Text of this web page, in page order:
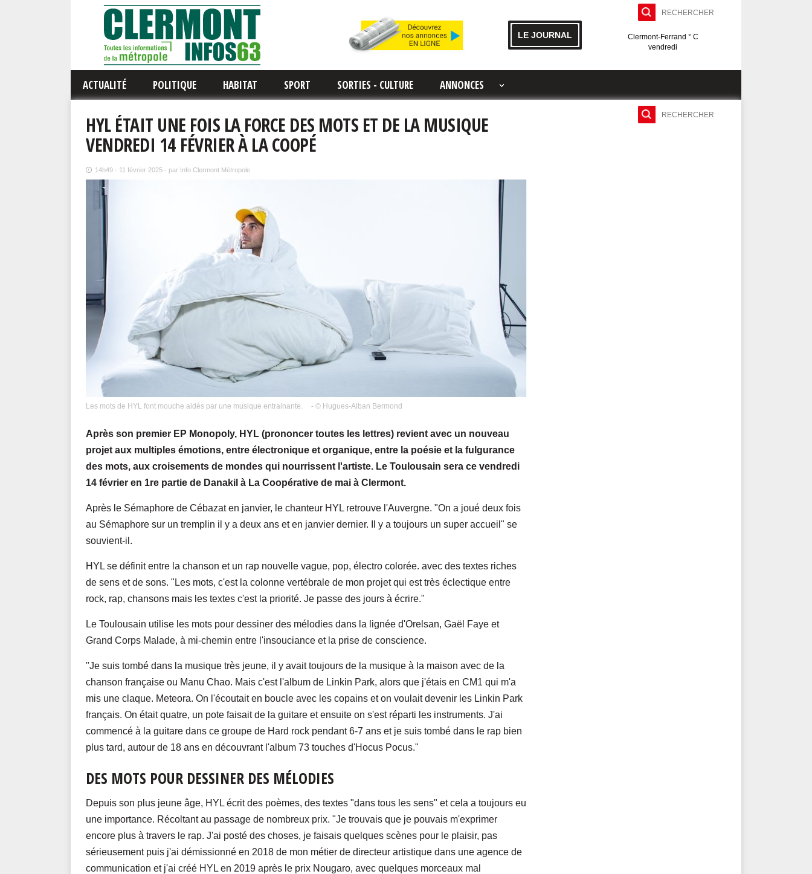
LE JOURNAL
Clermont-Ferrand ° C
vendredi
ACTUALITÉ POLITIQUE HABITAT SPORT SORTIES - CULTURE ANNONCES
HYL ÉTAIT UNE FOIS LA FORCE DES MOTS ET DE LA MUSIQUE
VENDREDI 14 FÉVRIER À LA COOPÉ
14h49 - 11 février 2025 - par Info Clermont Métropole
Les mots de HYL font mouche aidés par une musique entrainante. - © Hugues-Alban Bermond
Après son premier EP Monopoly, HYL (prononcer toutes les lettres) revient avec un nouveau
projet aux multiples émotions, entre électronique et organique, entre la poésie et la fulgurance
des mots, aux croisements de mondes qui nourrissent l'artiste. Le Toulousain sera ce vendredi
14 février en 1re partie de Danakil à La Coopérative de mai à Clermont.
Après le Sémaphore de Cébazat en janvier, le chanteur HYL retrouve l'Auvergne. "On a joué deux fois
au Sémaphore sur un tremplin il y a deux ans et en janvier dernier. Il y a toujours un super accueil" se
souvient-il.
HYL se définit entre la chanson et un rap nouvelle vague, pop, électro colorée. avec des textes riches
de sens et de sons. "Les mots, c'est la colonne vertébrale de mon projet qui est très éclectique entre
rock, rap, chansons mais les textes c'est la priorité. Je passe des jours à écrire."
Le Toulousain utilise les mots pour dessiner des mélodies dans la lignée d'Orelsan, Gaël Faye et
Grand Corps Malade, à mi-chemin entre l'insouciance et la prise de conscience.
"Je suis tombé dans la musique très jeune, il y avait toujours de la musique à la maison avec de la
chanson française ou Manu Chao. Mais c'est l'album de Linkin Park, alors que j'étais en CM1 qui m'a
mis une claque. Meteora. On l'écoutait en boucle avec les copains et on voulait devenir les Linkin Park
français. On était quatre, un pote faisait de la guitare et ensuite on s'est réparti les instruments. J'ai
commencé à la guitare dans ce groupe de Hard rock pendant 6-7 ans et je suis tombé dans le rap bien
plus tard, autour de 18 ans en découvrant l'album 73 touches d'Hocus Pocus."
DES MOTS POUR DESSINER DES MÉLODIES
Depuis son plus jeune âge, HYL écrit des poèmes, des textes "dans tous les sens" et cela a toujours eu
une importance. Récoltant au passage de nombreux prix. "Je trouvais que je pouvais m'exprimer
encore plus à travers le rap. J'ai posté des choses, je faisais quelques scènes pour le plaisir, pas
sérieusement puis j'ai démissionné en 2018 de mon métier de directeur artistique dans une agence de
communication et j'ai créé HYL en 2019 après le prix Nougaro, avec quelques morceaux mal